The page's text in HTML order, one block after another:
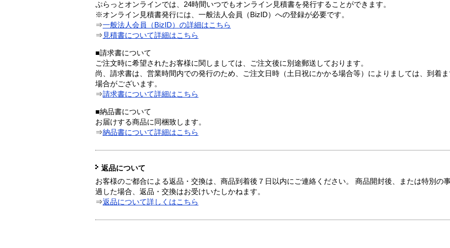
ぷらっとオンラインでは、24時間いつでもオンライン見積書を発行することができます。
※オンライン見積書発行には、一般法人会員（BizID）への登録が必要です。
⇒一般法人会員（BizID）の詳細はこちら
⇒ 見積書について詳細はこちら
■請求書について
ご注文時に希望されたお客様に関しましては、ご注文後に別途郵送しております。
尚、請求書は、営業時間内での発行のため、ご注文日時（土日祝にかかる場合等）によりましては、到着
場合がございます。
⇒請求書について詳細はこちら
■納品書について
お届けする商品に同梱致します。
⇒納品書について詳細はこちら
返品について
お客様のご都合による返品・交換は、商品到着後７日以内にご連絡ください。 商品開封後、または特別の
過した場合、返品・交換はお受けいたしかねます。
⇒返品について詳しくはこちら